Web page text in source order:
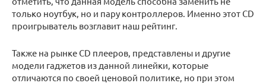
только ноутбук, но и пару контроллеров. Именно этот CD
проигрыватель возглавит наш рейтинг.
Также на рынке CD плееров, представлены и другие
модели гаджетов из данной линейки, которые
отличаются по своей ценовой политике, но при этом